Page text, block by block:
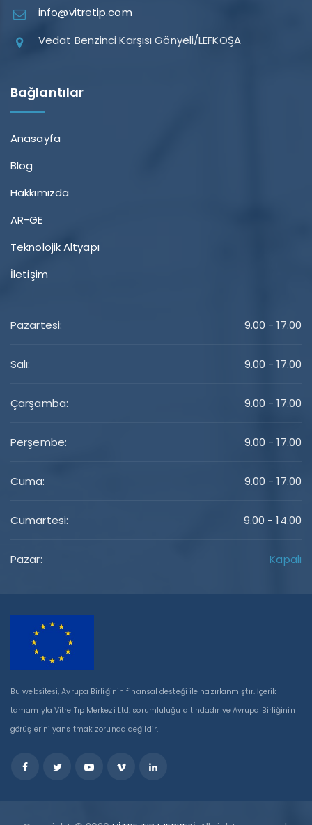
info@vitretip.com
Vedat Benzinci Karşısı Gönyeli/LEFKOŞA
Bağlantılar
Anasayfa
Blog
Hakkımızda
AR-GE
Teknolojik Altyapı
İletişim
Pazartesi: 9.00 - 17.00
Salı: 9.00 - 17.00
Çarşamba: 9.00 - 17.00
Perşembe: 9.00 - 17.00
Cuma: 9.00 - 17.00
Cumartesi: 9.00 - 14.00
Pazar: Kapalı
Bu websitesi, Avrupa Birliğinin finansal desteği ile hazırlanmıştır. İçerik
tamamıyla Vitre Tıp Merkezi Ltd. sorumluluğu altındadır ve Avrupa Birliğinin
görüşlerini yansıtmak zorunda değildir.